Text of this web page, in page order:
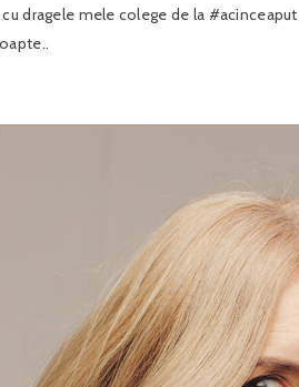
dragele mele colege de la